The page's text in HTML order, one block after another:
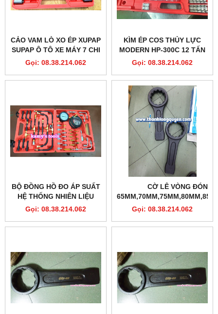
CẢO VAM LÒ XO ÉP XUPAP
SUPAP Ô TÔ XE MÁY 7 CHI
TIẾT
Gọi: 08.38.214.062
KÌM ÉP COS THỦY LỰC
MODERN HP-300C 12 TẤN
11 KHUÔN
Gọi: 08.38.214.062
BỘ ĐỒNG HỒ ĐO ÁP SUẤT
HỆ THỐNG NHIÊN LIỆU
ĐỘNG CƠ BƠM XĂNG 42
Gọi: 08.38.214.062
CỜ LÊ VÒNG ĐÓNG
CLIP-ON
Gọi: 08.38.214.062